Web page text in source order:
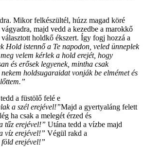
Mikor felkészültél, húzz magad köré
majd vedd a kezedbe a marokkő
holdkő ékszert. Így fogj hozzá a
Hold istennő a Te napodon, veled ünneplek
velem kérlek a hold erejét, hogy
és erősek legyenek, mintha csak
holdsugaraidat vonják be elmémet és
a füstölő felé e
a szél erejével!”Majd a gyertyaláng felett
ha csak a melegét érzed és
tűz erejével!” Utána tedd a vízbe majd
víz erejével!” Végül rakd a
erejével!”